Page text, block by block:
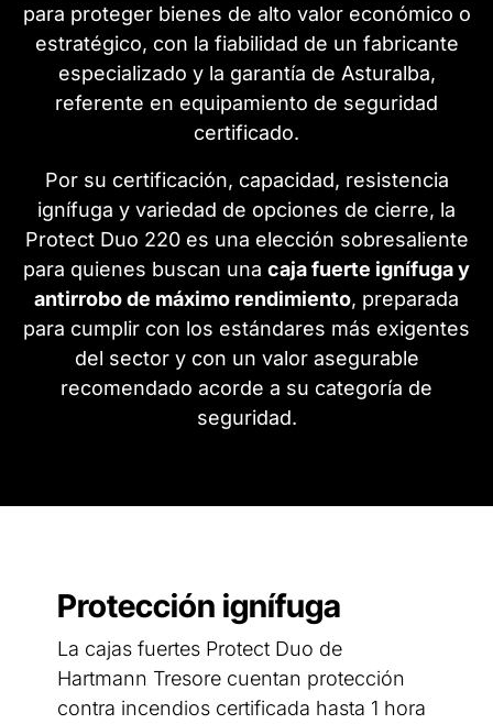
para proteger bienes de alto valor económico o
estratégico, con la fiabilidad de un fabricante
especializado y la garantía de Asturalba,
referente en equipamiento de seguridad
certificado.
Por su certificación, capacidad, resistencia
ignífuga y variedad de opciones de cierre, la
Protect Duo 220 es una elección sobresaliente
para quienes buscan una caja fuerte ignífuga y
antirrobo de máximo rendimiento, preparada
para cumplir con los estándares más exigentes
del sector y con un valor asegurable
recomendado acorde a su categoría de
seguridad.
Protección ignífuga
La cajas fuertes Protect Duo de
Hartmann Tresore cuentan protección
contra incendios certificada hasta 1 hora